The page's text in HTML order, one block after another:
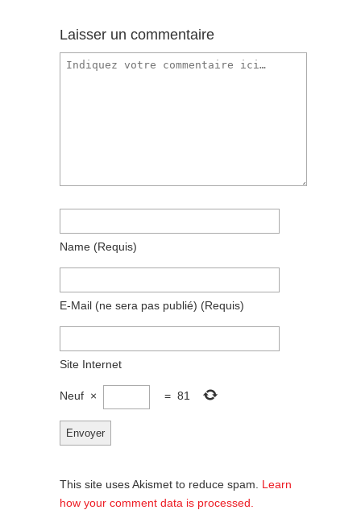
Laisser un commentaire
Name (requis)
E-Mail (ne sera pas publié) (requis)
Site Internet
Neuf × = 81
This site uses Akismet to reduce spam. Learn
how your comment data is processed.